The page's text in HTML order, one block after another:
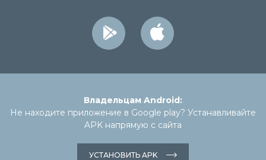
Владельцам Android:
Не находите приложение в Google play? Устанавливайте
APK напрямую с сайта
УСТАНОВИТЬ APK